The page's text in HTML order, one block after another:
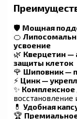
🛡 Мощная
🍊
усвоение
🌿 Кверцетин —
защиты клеток
🌹 Шиповник —
⚡ Цинк —
✨ Комплексное
восстановление
💊 Удобная
🏆